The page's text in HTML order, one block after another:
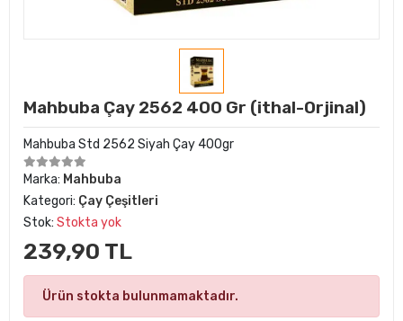
Mahbuba Çay 2562 400 Gr (ithal-Orjinal)
Mahbuba Std 2562 Siyah Çay 400gr
Marka: Mahbuba
Kategori: Çay Çeşitleri
Stok: Stokta yok
239,90 TL
Ürün stokta bulunmamaktadır.